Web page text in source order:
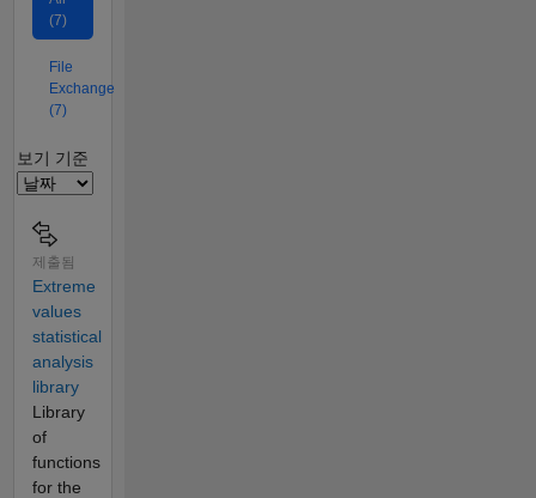
(7)
File
Exchange
(7)
Filter2
보기 기준
제출됨
Extreme
values
statistical
analysis
library
Library
of
functions
for the